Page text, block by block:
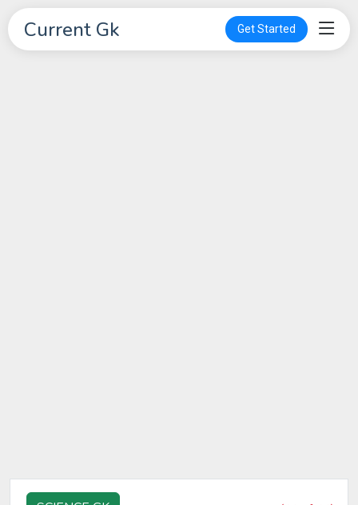
Current Gk Get Started